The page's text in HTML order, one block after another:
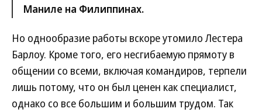
Маниле на Филиппинах.
Но однообразие работы вскоре утомило Лестера
Барлоу. Кроме того, его несгибаемую прямоту в
общении со всеми, включая командиров, терпели
лишь потому, что он был ценен как специалист,
однако со все большим и большим трудом. Так